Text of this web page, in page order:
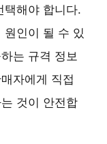
택해야 합니다.
원인이 될 수 있
는 규격 정보
자에게 직접
것이 안전합